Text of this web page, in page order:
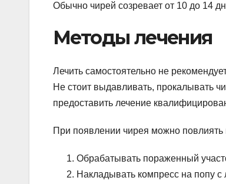
Обычно чирей созревает от 10 до 14
Методы лечения
Лечить самостоятельно не
Не стоит выдавливать, прокалывать
предоставить лечение
При появлении чирея можно
Обрабатывать пораженный
Накладывать компресс на попу